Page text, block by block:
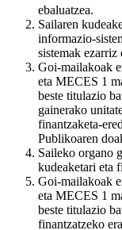
ebaluatzea.
Sailaren
informazio-
sistemak ezarriz
Goi-mailakoak
eta MECES 1
beste titulazio
gainerako
finantzaketa-
Publikoaren
Saileko organo
kudeaketari eta
Goi-mailakoak
eta MECES 1
beste titulazio
finantzatzeko